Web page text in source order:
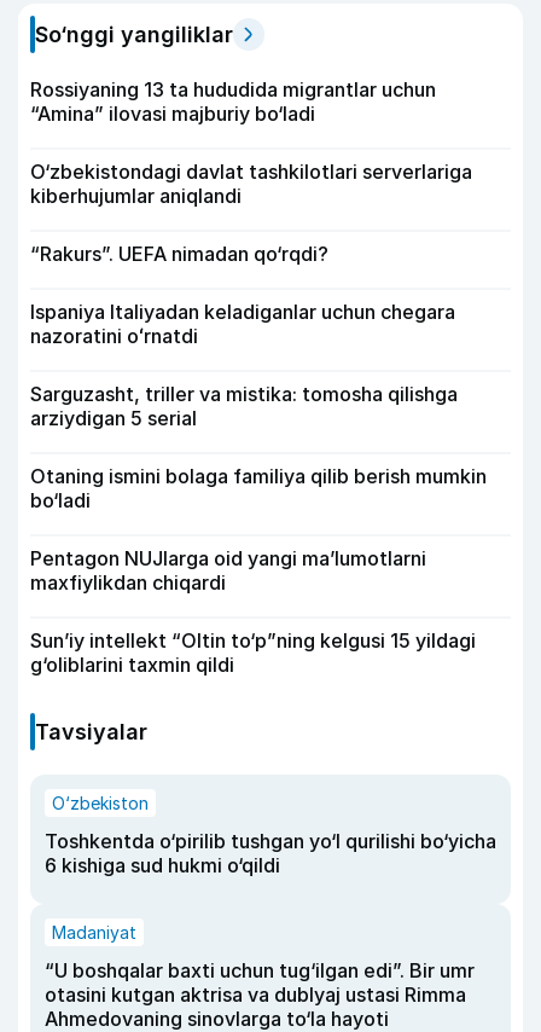
So‘nggi yangiliklar
Rossiyaning 13 ta hududida migrantlar uchun
“Amina” ilovasi majburiy bo‘ladi
O‘zbekistondagi davlat tashkilotlari serverlariga
kiberhujumlar aniqlandi
“Rakurs”. UEFA nimadan qo‘rqdi?
Ispaniya Italiyadan keladiganlar uchun chegara
nazoratini oʻrnatdi
Sarguzasht, triller va mistika: tomosha qilishga
arziydigan 5 serial
Otaning ismini bolaga familiya qilib berish mumkin
bo‘ladi
Pentagon NUJlarga oid yangi maʼlumotlarni
maxfiylikdan chiqardi
Sun’iy intellekt “Oltin to‘p”ning kelgusi 15 yildagi
g‘oliblarini taxmin qildi
Tavsiyalar
O‘zbekiston
Toshkentda o‘pirilib tushgan yo‘l qurilishi bo‘yicha
6 kishiga sud hukmi o‘qildi
Madaniyat
“U boshqalar baxti uchun tug‘ilgan edi”. Bir umr
otasini kutgan aktrisa va dublyaj ustasi Rimma
Ahmedovaning sinovlarga to‘la hayoti